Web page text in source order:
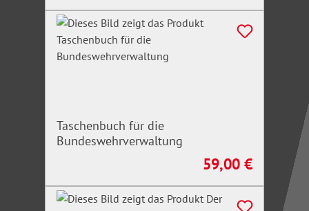
Taschenbuch für die
Bundeswehrverwaltung
Regulärer Preis:
59,00 €